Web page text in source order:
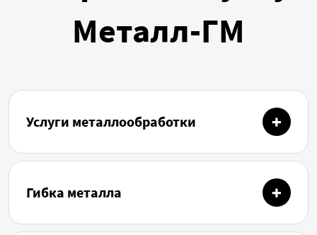
Металл-ГМ
Услуги металлообработки
Гибка металла